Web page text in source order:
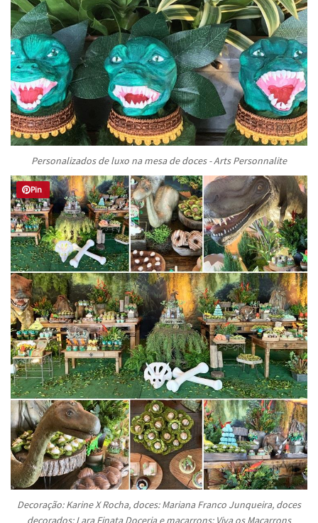
Personalizados de luxo na mesa de doces - Arts Personnalite
Pin
Decoração: Karine X Rocha, doces: Mariana Franco Junqueira, doces
decorados: Lara Finata Doceria e macarrons: Viva os Macarrons